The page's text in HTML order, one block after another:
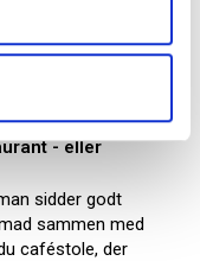
og
spisebordsstole.
- eller
sidder godt
sammen med
caféstole, der